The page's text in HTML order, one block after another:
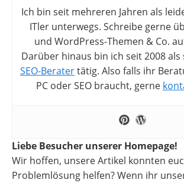
Ich bin seit mehreren Jahren als
ITler unterwegs. Schreibe gerne
und WordPress-Themen & Co.
Darüber hinaus bin ich seit 2008
SEO-Beratertätig. Also falls ihr
PC oder SEO braucht, gerne
Liebe Besucher unserer Homepage!
Wir hoffen, unsere Artikel konnten
Problemlösung helfen? Wenn ihr